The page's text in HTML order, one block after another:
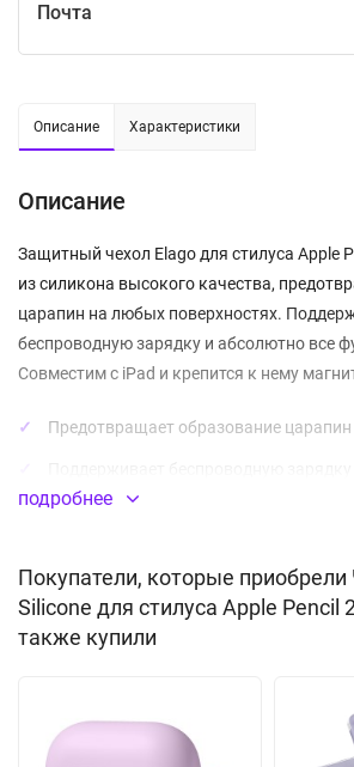
Почта
Описание Характеристики
Описание
Защитный чехол Elago для стилуса Apple
из силикона высокого качества,
царапин на любых поверхностях.
беспроводную зарядку и абсолютно все
Совместим с iPad и крепится к нему
Предотвращает образование царапин
Легко крепится к iPad магнитным
Силикон высокого качества
подробнее
Покупатели, которые приобрели
Silicone для стилуса Apple Pencil
также купили